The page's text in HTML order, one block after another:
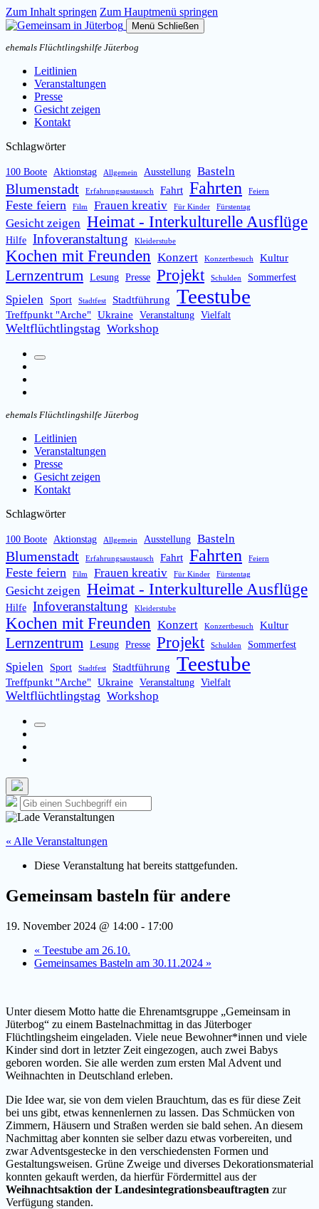
Zum Inhalt springen Zum Hauptmenü springen
Menü Schließen
ehemals Flüchtlingshilfe Jüterbog
Leitlinien
Veranstaltungen
Presse
Gesicht zeigen
Kontakt
Schlagwörter
100 Boote Aktionstag Allgemein Ausstellung Basteln
Blumenstadt Erfahrungsaustausch Fahrt Fahrten Feiern
Feste feiern Film Frauen kreativ Für Kinder Fürstentag
Gesicht zeigen Heimat - Interkulturelle Ausflüge
Hilfe Infoveranstaltung Kleiderstube
Kochen mit Freunden Konzert Konzertbesuch Kultur
Lernzentrum Lesung Presse Projekt Schulden Sommerfest
Spielen Sport Stadtfest Stadtführung Teestube
Treffpunkt "Arche" Ukraine Veranstaltung Vielfalt
Weltflüchtlingstag Workshop
Suchfeld
ehemals Flüchtlingshilfe Jüterbog
Leitlinien
Veranstaltungen
Presse
Gesicht zeigen
Kontakt
Schlagwörter
100 Boote Aktionstag Allgemein Ausstellung Basteln
Blumenstadt Erfahrungsaustausch Fahrt Fahrten Feiern
Feste feiern Film Frauen kreativ Für Kinder Fürstentag
Gesicht zeigen Heimat - Interkulturelle Ausflüge
Hilfe Infoveranstaltung Kleiderstube
Kochen mit Freunden Konzert Konzertbesuch Kultur
Lernzentrum Lesung Presse Projekt Schulden Sommerfest
Spielen Sport Stadtfest Stadtführung Teestube
Treffpunkt "Arche" Ukraine Veranstaltung Vielfalt
Weltflüchtlingstag Workshop
Suchfeld
Such-
Overlay
verbergen
Suche
nach:
Suchen
« Alle Veranstaltungen
Diese Veranstaltung hat bereits stattgefunden.
Gemeinsam basteln für andere
19. November 2024 @ 14:00 - 17:00
« Teestube am 26.10.
Gemeinsames Basteln am 30.11.2024 »
Unter diesem Motto hatte die Ehrenamtsgruppe „Gemeinsam in
Jüterbog“ zu einem Bastelnachmittag in das Jüterboger
Flüchtlingsheim eingeladen. Viele neue Bewohner*innen und viele
Kinder sind dort in letzter Zeit eingezogen, auch zwei Babys
geboren worden. Sie alle werden zum ersten Mal Advent und
Weihnachten in Deutschland erleben.
Die Idee war, sie von dem vielen Brauchtum, das es für diese Zeit
bei uns gibt, etwas kennenlernen zu lassen. Das Schmücken von
Zimmern, Häusern und Straßen werden sie bald sehen. An diesem
Nachmittag aber konnten sie selber dazu etwas vorbereiten, und
zwar Adventsgestecke in den verschiedensten Formen und
Gestaltungsweisen. Grüne Zweige und diverses Dekorationsmaterial
konnten gekauft werden, da hierfür Fördermittel aus der
Weihnachtsaktion der Landesintegrationsbeauftragten zur
Verfügung standen.